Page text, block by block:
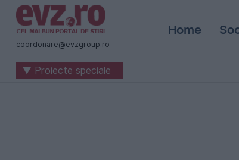
Știri
naționale
internaționale
coordonare@evzgroup.ro
Home
▼ Proiecte speciale